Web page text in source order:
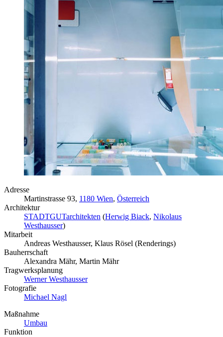
Adresse
Martinstrasse 93, 1180 Wien, Österreich
Architektur
STADTGUTarchitekten (Herwig Biack, Nikolaus
Westhausser)
Mitarbeit
Andreas Westhausser, Klaus Rösel (Renderings)
Bauherrschaft
Alexandra Mähr, Martin Mähr
Tragwerksplanung
Werner Westhausser
Fotografie
Michael Nagl
Maßnahme
Umbau
Funktion